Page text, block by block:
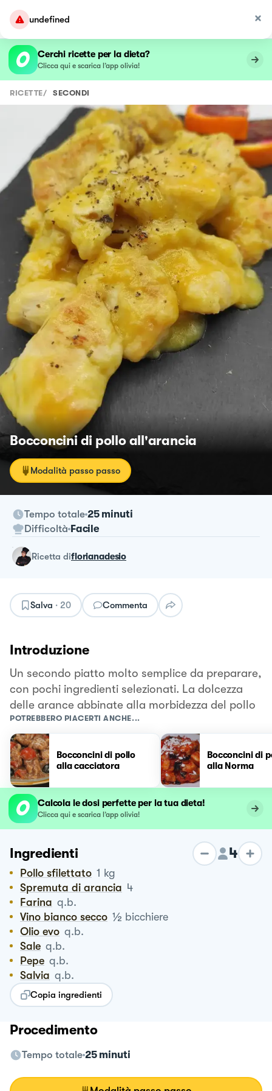
undefined
Cerchi ricette per la dieta?
Clicca qui e scarica l’app olivia!
RICETTE/ SECONDI
Bocconcini di pollo all'arancia
Modalità passo passo
Tempo totale 25 minuti
Difficoltà Facile
ricetta diflorianadesio
Salva · 20 Commenta
Introduzione
Un secondo piatto molto semplice da preparare,
con pochi ingredienti selezionati. La dolcezza
delle arance abbinate alla morbidezza del pollo
POTREBBERO PIACERTI ANCHE...
Bocconcini di pollo
alla cacciatora
Bocconcini di
alla Norma
Calcola le dosi perfette per la tua dieta!
Clicca qui e scarica l’app olivia!
Ingredienti 4
Pollo sfilettato 1 kg
Spremuta di arancia 4
Farina q.b.
Vino bianco secco ½ bicchiere
Olio evo q.b.
Sale q.b.
Pepe q.b.
Salvia q.b.
Copia ingredienti
Procedimento
Tempo totale 25 minuti